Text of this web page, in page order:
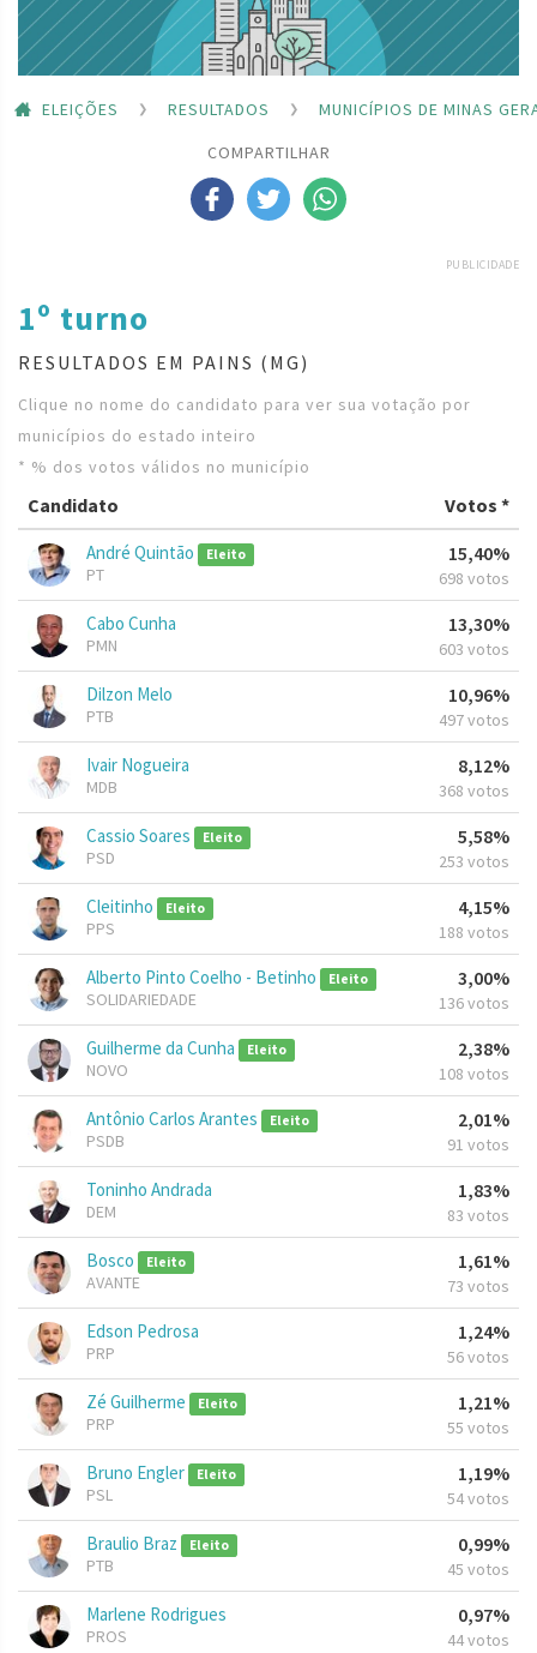
ELEIÇÕES RESULTADOS
MUNICÍPIOS DE MINAS
COMPARTILHAR
PUBLICIDADE
1º turno
RESULTADOS EM PAINS (MG)
Clique no nome do candidato para ver sua votação por
municípios do estado inteiro
* % dos votos válidos no município
Candidato Votos *
André Quintão Eleito
PT
15,40%
698 votos
Cabo Cunha
PMN
13,30%
603 votos
Dilzon Melo
PTB
10,96%
497 votos
Ivair Nogueira
MDB
8,12%
368 votos
Cassio Soares Eleito
PSD
5,58%
253 votos
Cleitinho Eleito
PPS
4,15%
188 votos
Alberto Pinto Coelho - Betinho Eleito
SOLIDARIEDADE
3,00%
136 votos
Guilherme da Cunha Eleito
NOVO
2,38%
108 votos
Antônio Carlos Arantes Eleito
PSDB
2,01%
91 votos
Toninho Andrada
DEM
1,83%
83 votos
Bosco Eleito
AVANTE
1,61%
73 votos
Edson Pedrosa
PRP
1,24%
56 votos
Zé Guilherme Eleito
PRP
1,21%
55 votos
Bruno Engler Eleito
PSL
1,19%
54 votos
Braulio Braz Eleito
PTB
0,99%
45 votos
Marlene Rodrigues
PROS
0,97%
44 votos